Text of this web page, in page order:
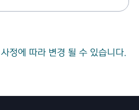
정에 따라 변경 될 수 있습니다.